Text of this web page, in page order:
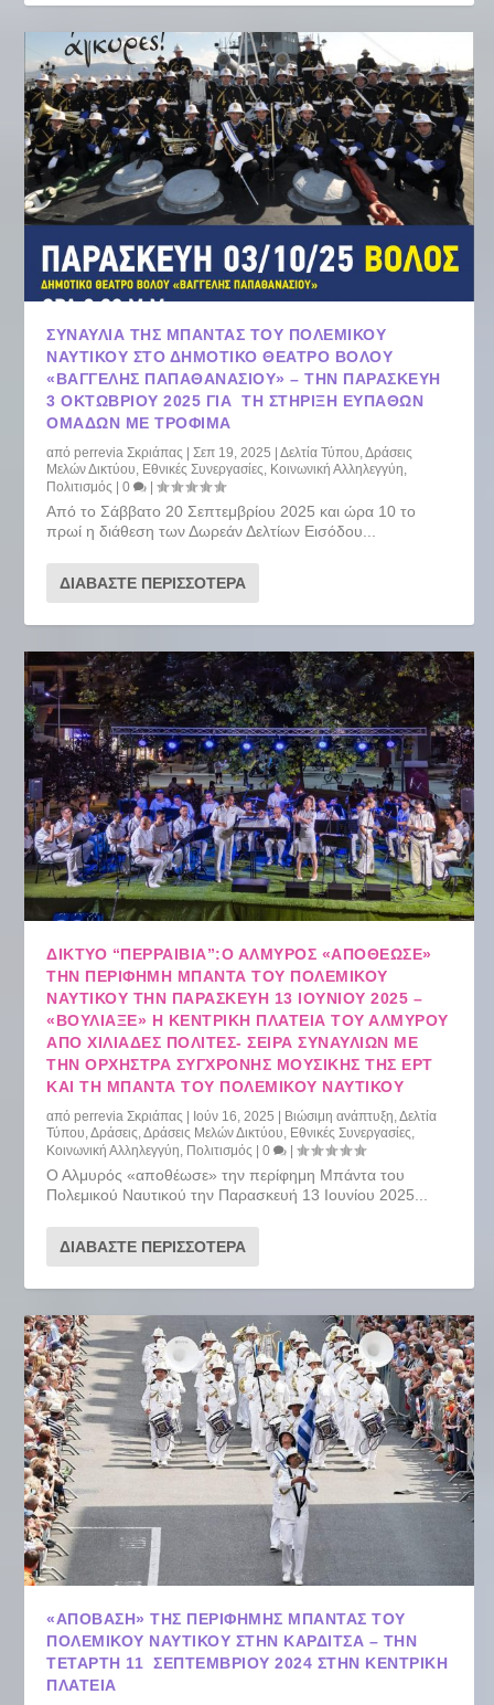
ΣΥΝΑΥΛΊΑ ΤΗΣ ΜΠΆΝΤΑΣ ΤΟΥ ΠΟΛΕΜΙΚΟΎ
ΝΑΥΤΙΚΟΎ ΣΤΟ ΔΗΜΟΤΙΚΌ ΘΈΑΤΡΟ ΒΌΛΟΥ
«ΒΑΓΓΈΛΗΣ ΠΑΠΑΘΑΝΑΣΊΟΥ» – ΤΗΝ ΠΑΡΑΣΚΕΥΉ
3 ΟΚΤΩΒΡΊΟΥ 2025 ΓΙΑ ΤΗ ΣΤΉΡΙΞΗ ΕΥΠΑΘΏΝ
ΟΜΆΔΩΝ ΜΕ ΤΡΌΦΙΜΑ
απόperrevia Σκριάπας |Σεπ 19, 2025 |Δελτία Τύπου,Δράσεις
Μελών Δικτύου, Εθνικές Συνεργασίες, Κοινωνική Αλληλεγγύη,
Πολιτισμός
|0 |
Από το Σάββατο 20 Σεπτεμβρίου 2025 και ώρα 10 το
πρωί η διάθεση των Δωρεάν Δελτίων Εισόδου...
ΔΙΑΒΆΣΤΕ ΠΕΡΙΣΣΌΤΕΡΑ
ΔΙΚΤΥΟ “ΠΕΡΡΑΙΒΙΑ”:Ο ΑΛΜΥΡΌΣ «ΑΠΟΘΈΩΣΕ»
ΤΗΝ ΠΕΡΊΦΗΜΗ ΜΠΆΝΤΑ ΤΟΥ ΠΟΛΕΜΙΚΟΎ
ΝΑΥΤΙΚΟΎ ΤΗΝ ΠΑΡΑΣΚΕΥΉ 13 ΙΟΥΝΊΟΥ 2025 –
«ΒΟΎΛΙΑΞΕ» Η ΚΕΝΤΡΙΚΉ ΠΛΑΤΕΊΑ ΤΟΥ ΑΛΜΥΡΟΎ
ΑΠΌ ΧΙΛΙΆΔΕΣ ΠΟΛΊΤΕΣ- ΣΕΙΡΆ ΣΥΝΑΥΛΙΏΝ ΜΕ
ΤΗΝ ΟΡΧΉΣΤΡΑ ΣΎΓΧΡΟΝΗΣ ΜΟΥΣΙΚΉΣ ΤΗΣ ΕΡΤ
ΚΑΙ ΤΗ ΜΠΆΝΤΑ ΤΟΥ ΠΟΛΕΜΙΚΟΎ ΝΑΥΤΙΚΟΎ
απόperrevia Σκριάπας Ιούν 16, 2025 Βιώσιμη ανάπτυξη,Δελτία
Τύπου,Δράσεις,Δράσεις Μελών Δικτύου, Εθνικές Συνεργασίες,
Κοινωνική Αλληλεγγύη, Πολιτισμός |0 |
Ο Αλμυρός «αποθέωσε» την περίφημη Μπάντα του
Πολεμικού Ναυτικού την Παρασκευή 13 Ιουνίου 2025...
ΔΙΑΒΆΣΤΕ ΠΕΡΙΣΣΌΤΕΡΑ
«ΑΠΌΒΑΣΗ» ΤΗΣ ΠΕΡΊΦΗΜΗΣ ΜΠΆΝΤΑΣ ΤΟΥ
ΠΟΛΕΜΙΚΟΎ ΝΑΥΤΙΚΟΎ ΣΤΗΝ ΚΑΡΔΊΤΣΑ – ΤΗΝ
ΤΕΤΆΡΤΗ 11 ΣΕΠΤΕΜΒΡΊΟΥ 2024 ΣΤΗΝ ΚΕΝΤΡΙΚΉ
ΠΛΑΤΕΊΑ